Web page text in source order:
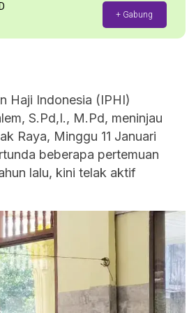
+ Gabung
Haji Indonesia (IPHI)
S.Pd,I., M.Pd, meninjau
Raya, Minggu 11 Januari
beberapa pertemuan
lalu, kini telak aktif